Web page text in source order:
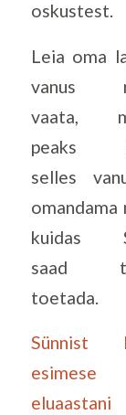
oskustest.
Leia oma
vanus
vaata,
peaks
selles
omandama
kuidas
saad
toetada.
Sünnist
esimese
eluaastani